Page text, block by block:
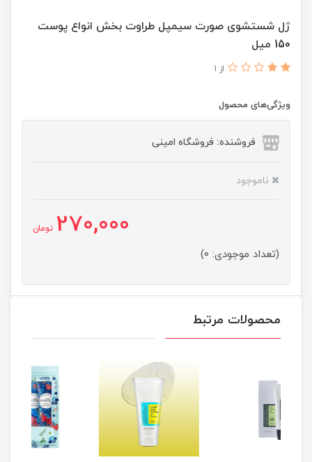
ژل شستشوی صورت سیمپل طراوت بخش انواع پوست
150 میل
از 1
ویژگی‌های محصول
فروشنده: فروشگاه امینی
ناموجود
270,000 تومان
(تعداد موجودی: 0)
محصولات مرتبط